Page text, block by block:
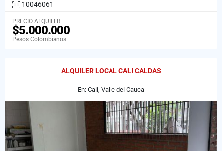
10046061
PRECIO ALQUILER
$5.000.000
Pesos Colombianos
ALQUILER LOCAL CALI CALDAS
En: Cali, Valle del Cauca